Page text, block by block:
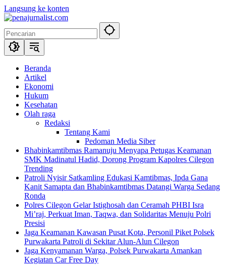
Langsung ke konten
Beranda
Artikel
Ekonomi
Hukum
Kesehatan
Olah raga
Redaksi
Tentang Kami
Pedoman Media Siber
Bhabinkamtibmas Ramanuju Menyapa Petugas Keamanan
SMK Madinatul Hadid, Dorong Program Kapolres Cilegon
Trending
Patroli Nyisir Satkamling Edukasi Kamtibmas, Ipda Gana
Kanit Samapta dan Bhabinkamtibmas Datangi Warga Sedang
Ronda
Polres Cilegon Gelar Istighosah dan Ceramah PHBI Isra
Mi’raj, Perkuat Iman, Taqwa, dan Solidaritas Menuju Polri
Presisi
Jaga Keamanan Kawasan Pusat Kota, Personil Piket Polsek
Purwakarta Patroli di Sekitar Alun-Alun Cilegon
Jaga Kenyamanan Warga, Polsek Purwakarta Amankan
Kegiatan Car Free Day